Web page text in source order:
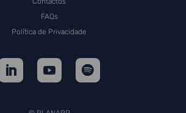
FAQs
Política de Privacidade